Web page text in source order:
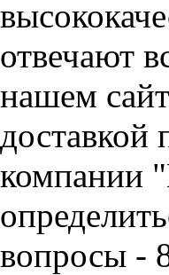
отвечают
нашем
компании
вопросы -